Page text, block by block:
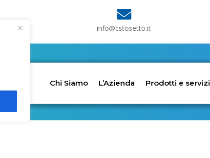

info@cstosetto.it
Chi Siamo L’Azienda Prodotti e servizi